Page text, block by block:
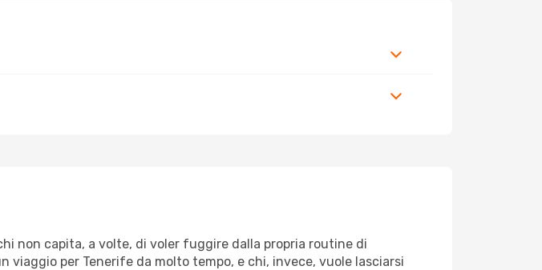
non capita, a volte, di voler fuggire dalla propria routine di
viaggio per Tenerife da molto tempo, e chi, invece, vuole lasciarsi